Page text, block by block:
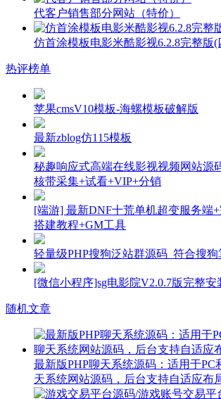
代客户销售部分网站（特价）
仿首涂模板电影米酷影视6.2.8完整版(
热评榜单
苹果cmsV10模板-海螺模板破解版
最新zblog仿115模板
秘趣响应式高端在线影视视频网站源
核带采集+试看+VIP+分销
[端游] 最新DNF十荒单机超变服务端
搭建教程+GM工具
轻量级PHP搜狗泛站群源码_符合搜狗
[微信小程序]sg电影院V2.0.7版完整安
随机文章
最新版PHP聊天系统源码：适用于PC
天系统网站源码，后台支持自适应布